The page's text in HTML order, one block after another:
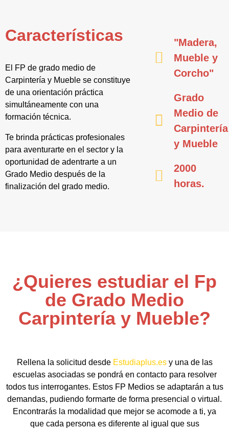
Características
El FP de grado medio de
Carpintería y Mueble se constituye
de una orientación práctica
simultáneamente con una
formación técnica.
Te brinda prácticas profesionales
para aventurarte en el sector y la
oportunidad de adentrarte a un
Grado Medio después de la
finalización del grado medio.
"Madera,
Mueble y
Corcho"
Grado
Medio de
Carpintería
y Mueble
2000
horas.
¿Quieres estudiar el Fp
de Grado Medio
Carpintería y Mueble?
Rellena la solicitud desde Estudiaplus.esy una de las
escuelas asociadas se pondrá en contacto para resolver
todos tus interrogantes. Estos FP Medios se adaptarán a tus
demandas, pudiendo formarte de forma presencial o virtual.
Encontrarás la modalidad que mejor se acomode a ti, ya
que cada persona es diferente al igual que sus